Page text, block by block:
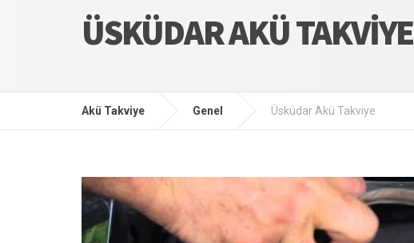
ÜSKÜDAR AKÜ TAKVIYE
Akü Takviye Genel Üsküdar Akü Takviye